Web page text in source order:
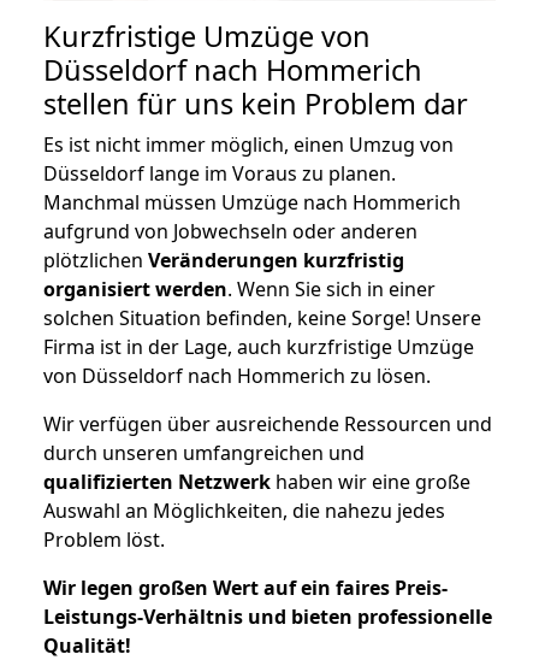
Kurzfristige Umzüge von
Düsseldorf nach Hommerich
stellen für uns kein Problem dar
Es ist nicht immer möglich, einen Umzug von
Düsseldorf lange im Voraus zu planen.
Manchmal müssen Umzüge nach Hommerich
aufgrund von Jobwechseln oder anderen
plötzlichen Veränderungen kurzfristig
organisiert werden. Wenn Sie sich in einer
solchen Situation befinden, keine Sorge! Unsere
Firma ist in der Lage, auch kurzfristige Umzüge
von Düsseldorf nach Hommerich zu lösen.
Wir verfügen über ausreichende Ressourcen und
durch unseren umfangreichen und
qualifizierten Netzwerk haben wir eine große
Auswahl an Möglichkeiten, die nahezu jedes
Problem löst.
Wir legen großen Wert auf ein faires Preis-
Leistungs-Verhältnis und bieten professionelle
Qualität!